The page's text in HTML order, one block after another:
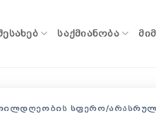
ᲡᲐᲥᲛᲘᲐᲜᲝᲑᲐ
ᲡᲤᲔᲠᲝ/